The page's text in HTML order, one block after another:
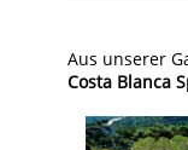
Aus unserer
Costa Blanca